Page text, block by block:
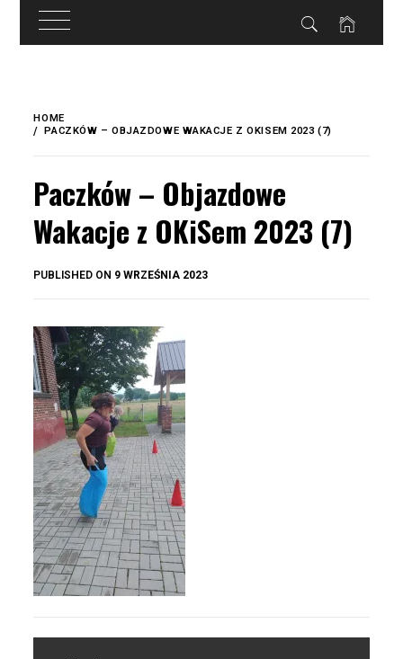
treści
content
HOME
PACZKÓW – OBJAZDOWE WAKACJE Z OKISEM 2023 (7)
Paczków – Objazdowe
Wakacje z OKiSem 2023 (7)
PUBLISHED ON 9 WRZEŚNIA 2023